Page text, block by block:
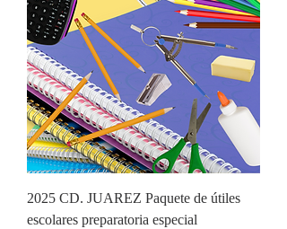
2025 CD. JUAREZ Paquete de útiles
escolares preparatoria especial